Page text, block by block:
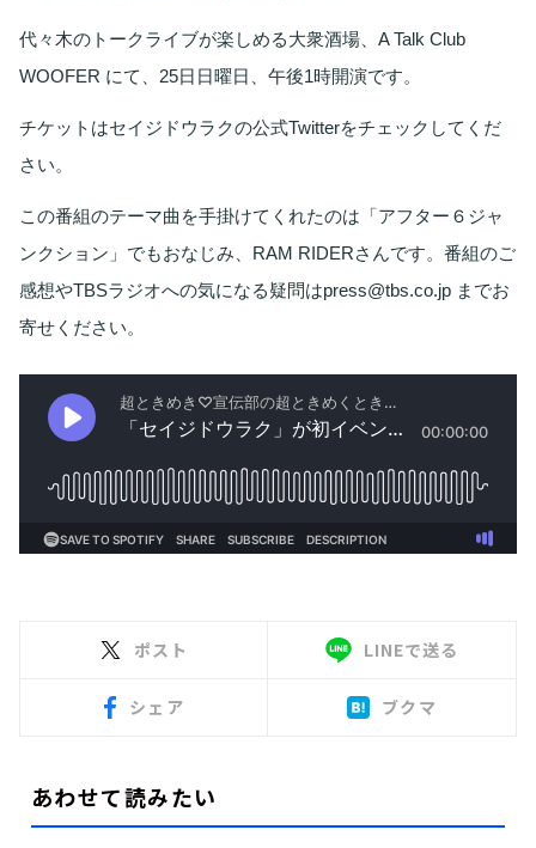
代々木のトークライブが楽しめる大衆酒場、A Talk Club
WOOFER にて、25日日曜日、午後1時開演です。
チケットはセイジドウラクの公式Twitterをチェックしてくだ
さい。
この番組のテーマ曲を手掛けてくれたのは「アフター６ジャ
ンクション」でもおなじみ、RAM RIDERさんです。番組のご
感想やTBSラジオへの気になる疑問はpress@tbs.co.jp までお
寄せください。
ポスト LINEで送る
シェア ブクマ
あわせて読みたい